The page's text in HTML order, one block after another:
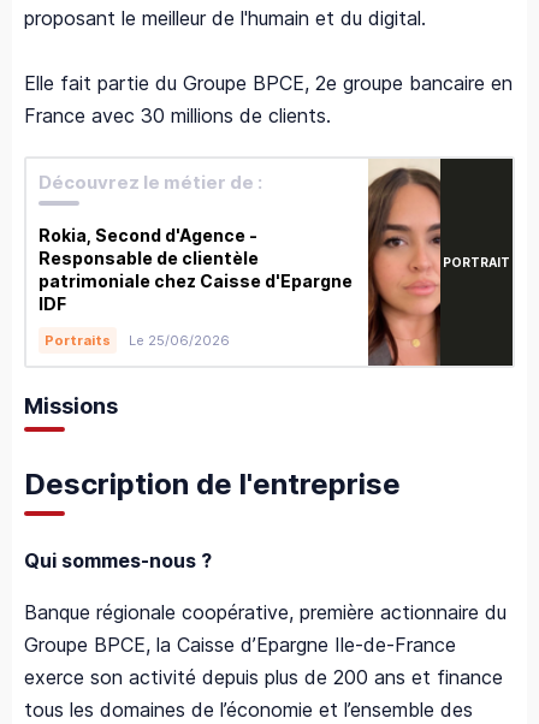
proposant le meilleur de l'humain et du digital.
Elle fait partie du Groupe BPCE, 2e groupe bancaire en
France avec 30 millions de clients.
Découvrez le métier de :
Rokia, Second d'Agence -
Responsable de clientèle
patrimoniale chez Caisse d'Epargne
IDF
Portraits Le 25/06/2026
PORTRAIT
Missions
Description de l'entreprise
Qui sommes-nous ?
Banque régionale coopérative, première actionnaire du
Groupe BPCE, la Caisse d’Epargne Ile-de-France
exerce son activité depuis plus de 200 ans et finance
tous les domaines de l’économie et l’ensemble des